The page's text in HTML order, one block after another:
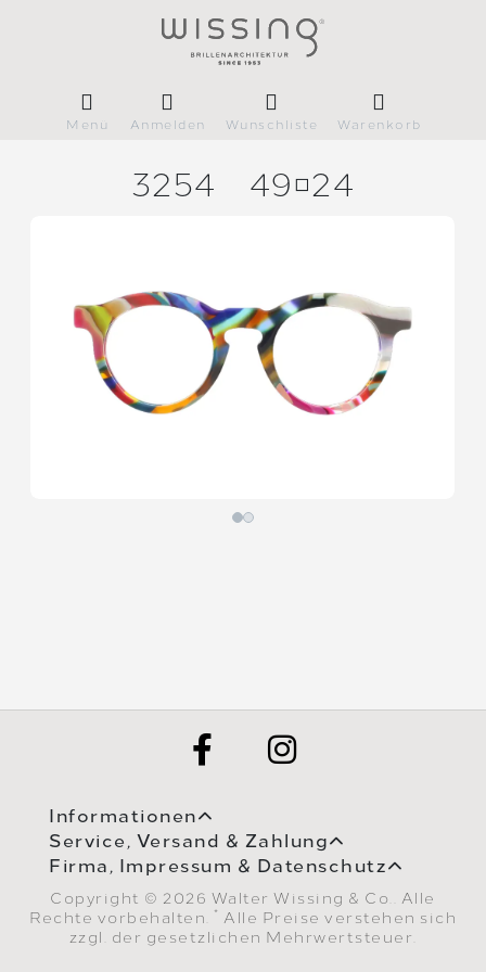
Menü Anmelden Wunschliste Warenkorb
3254 4924
Informationen
Service, Versand & Zahlung
Firma, Impressum & Datenschutz
Copyright © 2026 Walter Wissing & Co.. Alle
Rechte vorbehalten.
* Alle Preise verstehen sich
zzgl. der gesetzlichen Mehrwertsteuer.